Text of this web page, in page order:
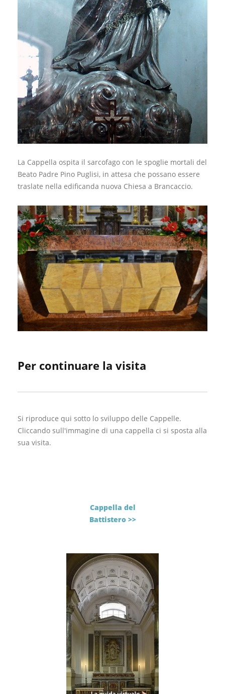
La Cappella ospita il sarcofago con le spoglie mortali del
Beato Padre Pino Puglisi, in attesa che possano essere
traslate nella edificanda nuova Chiesa a Brancaccio.
Per continuare la visita
Si riproduce qui sotto lo sviluppo delle Cappelle.
Cliccando sull'immagine di una cappella ci si sposta alla
sua visita.
Cappella del
Battistero >>